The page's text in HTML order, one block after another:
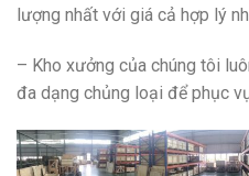
lượng nhất với giá cả hợp lý
– Kho xưởng của chúng tôi
đa dạng chủng loại để phục